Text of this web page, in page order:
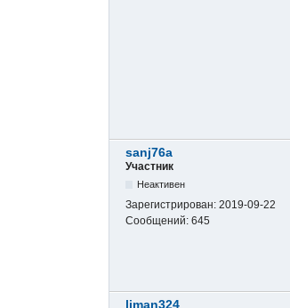
sanj76a
Участник
Неактивен
Зарегистрирован: 2019-09-22
Сообщений: 645
liman324